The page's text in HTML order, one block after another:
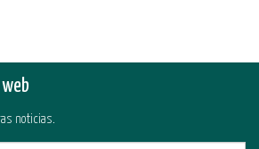
noticias.